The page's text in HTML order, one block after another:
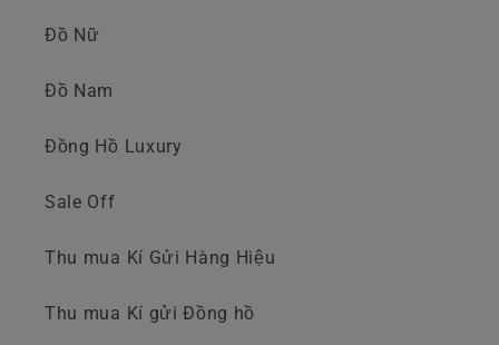
Đồ Nữ
Đồ Nam
Đồng Hồ Luxury
Sale Off
Thu mua Kí Gửi Hàng Hiệu
Thu mua Kí gửi Đồng hồ